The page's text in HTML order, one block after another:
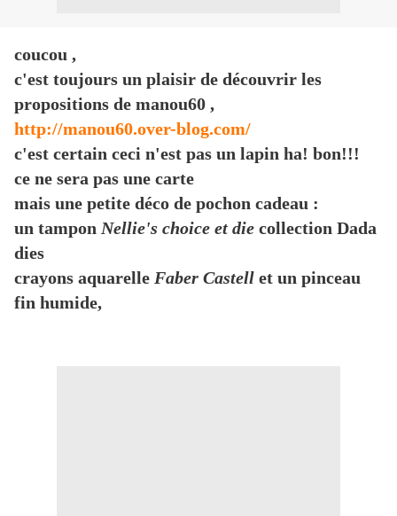
coucou ,
c'est toujours un plaisir de découvrir les
propositions de manou60 ,
http://manou60.over-blog.com/
c'est certain ceci n'est pas un lapin ha! bon!!!
ce ne sera pas une carte
mais une petite déco de pochon cadeau :
un tampon Nellie's choice et die collection Dada
dies
crayons aquarelle Faber Castell et un pinceau
fin humide,